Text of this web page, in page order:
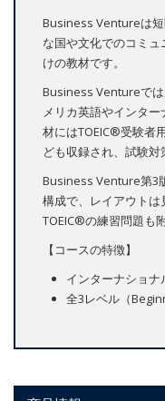
Business Ventureは
な国や文化でのコミ
けの教材です。
Business Ventureで
メリカ英語やインタ
材にはTOEIC®受験者
ども収録され、試験対
Business Venture第3
構成で、レイアウト
TOEIC®の練習問題も
【コースの特徴】
インターナショナ
全3レベル（